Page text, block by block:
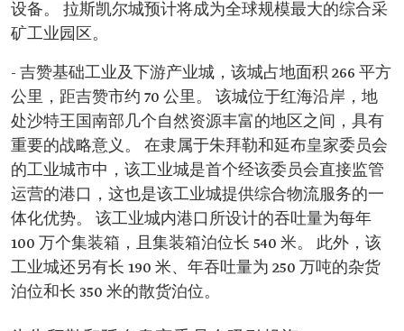
设备。 拉斯凯尔城预计将成为全球规模最大的综合采
矿工业园区。
- 吉赞基础工业及下游产业城，该城占地面积 266 平方
公里，距吉赞市约 70 公里。 该城位于红海沿岸，地
处沙特王国南部几个自然资源丰富的地区之间，具有
重要的战略意义。 在隶属于朱拜勒和延布皇家委员会
的工业城市中，该工业城是首个经该委员会直接监管
运营的港口，这也是该工业城提供综合物流服务的一
体化优势。 该工业城内港口所设计的吞吐量为每年
100 万个集装箱，且集装箱泊位长 540 米。 此外，该
工业城还另有长 190 米、年吞吐量为 250 万吨的杂货
泊位和长 350 米的散货泊位。